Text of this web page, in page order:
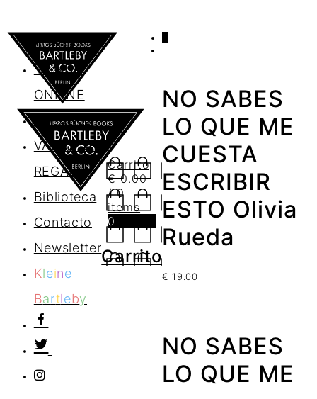
AGENDA
TIENDA
ONLINE
Nosotros
VALES DE
REGALO
Biblioteca
Contacto
Newsletter
Kleine
Bartleby
Carrito
€0.00
/ 0
items
0
Carrito
NO SABES
LO QUE ME
CUESTA
ESCRIBIR
ESTO Olivia
Rueda
€ 19.00
NO SABES
LO QUE ME